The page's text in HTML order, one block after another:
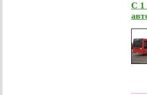
С 1